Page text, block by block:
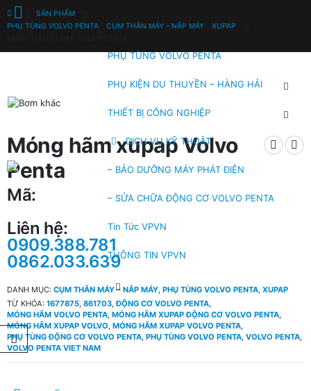
PHỤ TÙNG VOLVO PENTA
PHỤ KIỆN DU THUYỀN – HÀNG HẢI
THIẾT BỊ CÔNG NGHIỆP
DỊCH VỤ KỸ THUẬT
– BẢO DƯỠNG MÁY PHÁT ĐIỆN
– SỬA CHỮA ĐỘNG CƠ VOLVO PENTA
Tin Tức VPVN
THÔNG TIN VPVN
SẢN PHẨM
PHỤ TÙNG VOLVO PENTA
CỤM THÂN MÁY – NẮP MÁY
XUPAP
Móng hãm xupap Volvo
Penta
Mã:
Liên hệ:
0909.388.781
0862.033.639
DANH MỤC: CỤM THÂN MÁY – NẮP MÁY, PHỤ TÙNG VOLVO PENTA, XUPAP
TỪ KHÓA: 1677875, 861703,ĐỘNG CƠ VOLVO PENTA,
MÓNG HÃM VOLVO PENTA, MÓNG HÃM XUPAP ĐỘNG CƠ VOLVO PENTA,
MÓNG HÃM XUPAP VOLVO, MÓNG HÃM XUPAP VOLVO PENTA,
PHỤ TÙNG ĐỘNG CƠ VOLVO PENTA, PHỤ TÙNG VOLVO PENTA, VOLVO PENTA,
VOLVO PENTA VIET NAM